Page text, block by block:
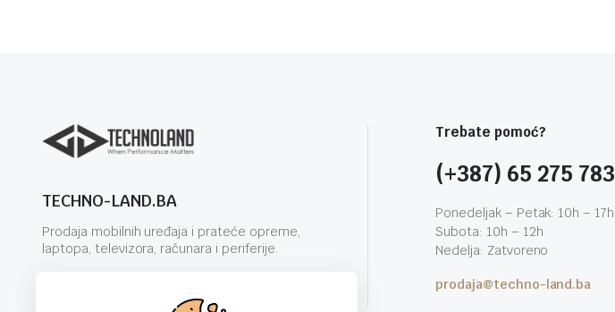
TECHNO-LAND.BA
Prodaja mobilnih uređaja i prateće opreme,
laptopa, televizora, računara i periferije.
Trebate pomoć?
(+387) 65 275 783
Ponedeljak – Petak: 10h – 17h
Subota: 10h – 12h
Nedelja: Zatvoreno
prodaja@techno-land.ba